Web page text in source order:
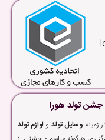
جشن تولد هورا
وسایل تولد و لوازم تولد